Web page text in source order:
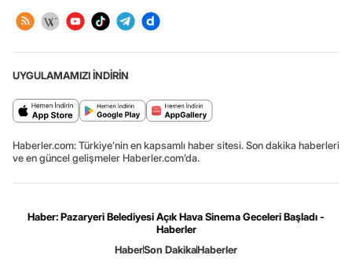
UYGULAMAMIZI İNDİRİN
Haberler.com: Türkiye’nin en kapsamlı haber sitesi. Son dakika haberleri
ve en güncel gelişmeler Haberler.com’da.
Haber: Pazaryeri Belediyesi Açık Hava Sinema Geceleri Başladı -
Haberler
HaberSon DakikaHaberler